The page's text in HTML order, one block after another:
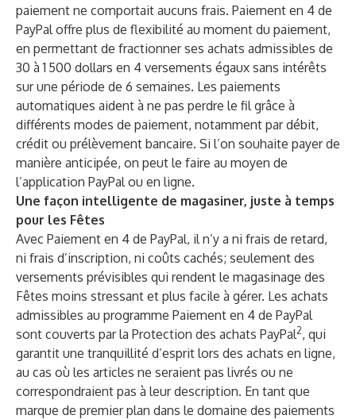
paiement ne comportait aucuns frais. Paiement en 4 de
PayPal offre plus de flexibilité au moment du paiement,
en permettant de fractionner ses achats admissibles de
30 à 1 500 dollars en 4 versements égaux sans intérêts
sur une période de 6 semaines. Les paiements
automatiques aident à ne pas perdre le fil grâce à
différents modes de paiement, notamment par débit,
crédit ou prélèvement bancaire. Si l’on souhaite payer de
manière anticipée, on peut le faire au moyen de
l’application PayPal ou en ligne.
Une façon intelligente de magasiner, juste à temps
pour les Fêtes
Avec Paiement en 4 de PayPal, il n’y a ni frais de retard,
ni frais d’inscription, ni coûts cachés; seulement des
versements prévisibles qui rendent le magasinage des
Fêtes moins stressant et plus facile à gérer. Les achats
admissibles au programme Paiement en 4 de PayPal
sont couverts par la Protection des achats PayPal2, qui
garantit une tranquillité d’esprit lors des achats en ligne,
au cas où les articles ne seraient pas livrés ou ne
correspondraient pas à leur description. En tant que
marque de premier plan dans le domaine des paiements